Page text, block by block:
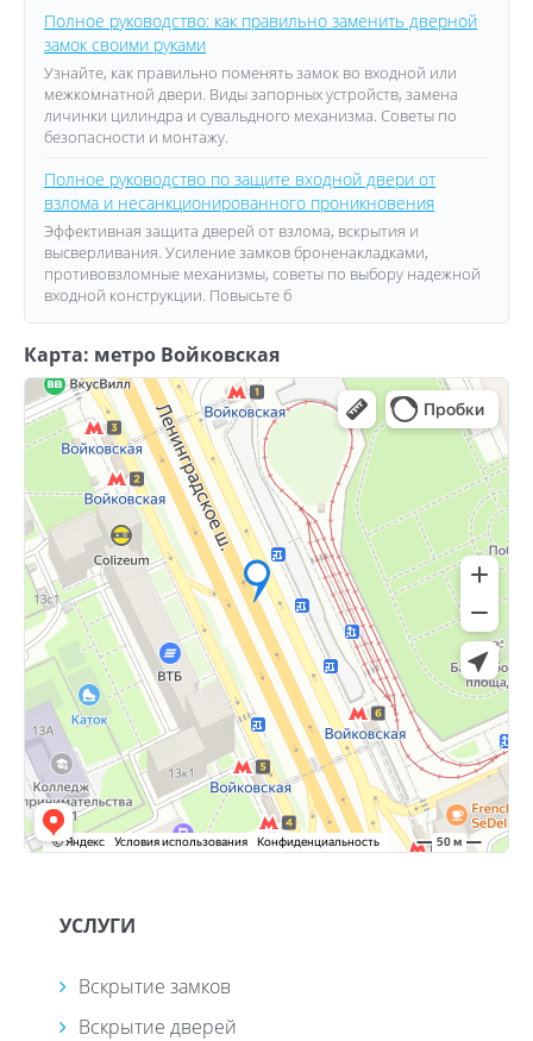
Полное руководство: как правильно заменить дверной
замок своими руками
Узнайте, как правильно поменять замок во входной или
межкомнатной двери. Виды запорных устройств, замена
личинки цилиндра и сувальдного механизма. Советы по
безопасности и монтажу.
Полное руководство по защите входной двери от
взлома и несанкционированного проникновения
Эффективная защита дверей от взлома, вскрытия и
высверливания. Усиление замков броненакладками,
противовзломные механизмы, советы по выбору надежной
входной конструкции. Повысьте б
Карта: метро Войковская
УСЛУГИ
Вскрытие замков
Вскрытие дверей